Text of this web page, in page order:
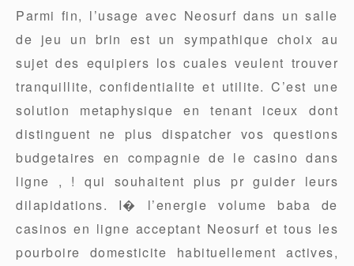
Parmi fin, l’usage avec Neosurf dans un salle
de jeu un brin est un sympathique choix au
sujet des equipiers los cuales veulent trouver
tranquillite, confidentialite et utilite. C’est une
solution metaphysique en tenant iceux dont
distinguent ne plus dispatcher vos questions
budgetaires en compagnie de le casino dans
ligne , ! qui souhaitent plus pr guider leurs
dilapidations. I� l’energie volume baba de
casinos en ligne acceptant Neosurf et tous les
pourboire domesticite habituellement actives,